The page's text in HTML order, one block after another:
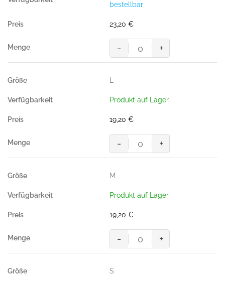
Menge
bestellbar
23,20 €
Poloshirt
Performance,
(50%
200g/m²)
- +
L
Produkt auf Lager
19,20 €
Poloshirt
Performance,
(50%
200g/m²)
- +
M
Produkt auf Lager
19,20 €
Poloshirt
Performance,
(50%
- +
S